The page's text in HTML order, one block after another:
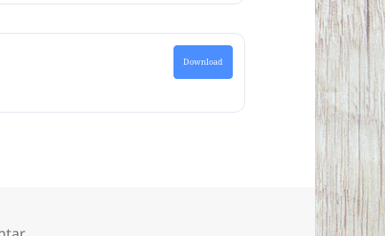
Download